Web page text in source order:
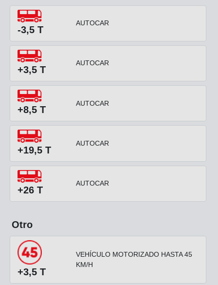
-3,5 T
AUTOCAR
+3,5 T
AUTOCAR
+8,5 T
AUTOCAR
+19,5 T
AUTOCAR
+26 T
AUTOCAR
Otro
+3,5 T
VEHÍCULO MOTORIZADO HASTA 45
KM/H